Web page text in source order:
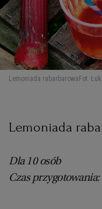
Lemoniada rabarbarowaFot.
Lemoniada
Dla 10 osób
Czas